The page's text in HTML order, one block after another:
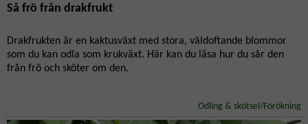
Så frö från drakfrukt
Drakfrukten är en kaktusväxt med stora, väldoftande blommor
som du kan odla som krukväxt. Här kan du läsa hur du sår den
från frö och sköter om den.
Odling & skötsel/Förökning